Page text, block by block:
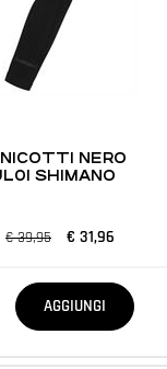
NERO
SHIMANO
€ 39,95 € 31,96
AGGIUNGI